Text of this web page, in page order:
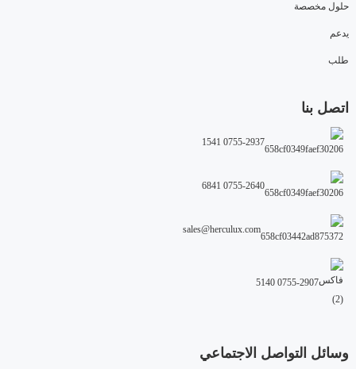
حلول مخصصة
يدعم
طلب
اتصل بنا
0755-2937 1541
0755-2640 6841
sales@herculux.com
0755-2907 5140
وسائل التواصل الاجتماعي